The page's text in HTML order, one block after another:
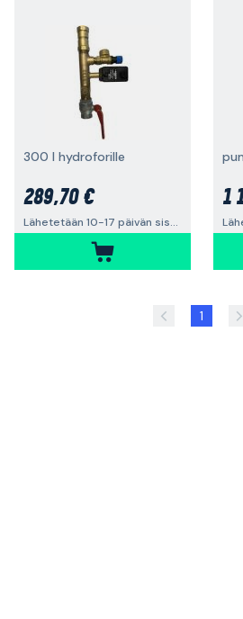
300 l hydroforille
289,70 €
Lähetetään 10-17 päivän sisällä
1
1